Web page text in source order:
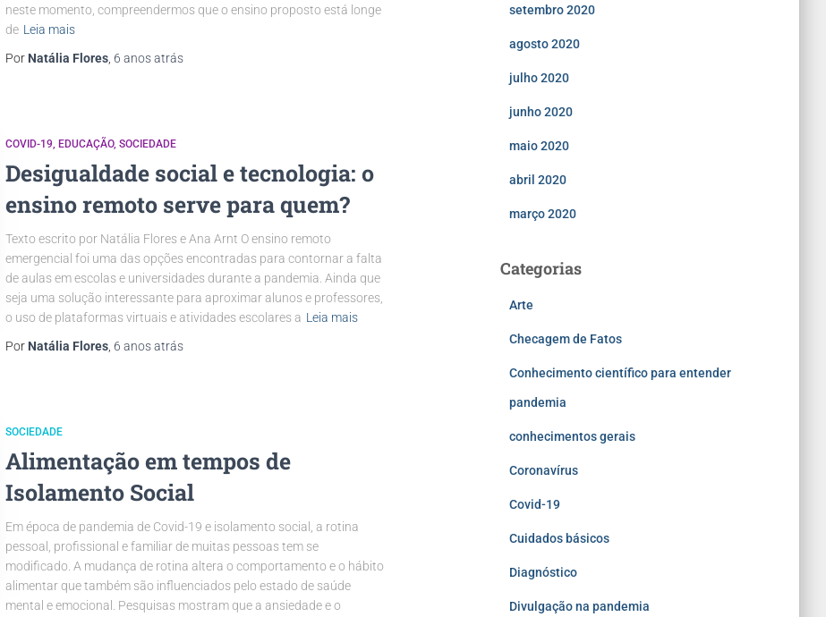
neste momento, compreendermos que o ensino proposto está longe
de Leia mais
Por Natália Flores 6 anosatrás
COVID-19 EDUCAÇÃO SOCIEDADE
Desigualdade social e tecnologia: o
ensino remoto serve para quem?
Texto escrito por Natália Flores e Ana Arnt O ensino remoto
emergencial foi uma das opções encontradas para contornar a falta
de aulas em escolas e universidades durante a pandemia. Ainda que
seja uma solução interessante para aproximar alunos e professores,
o uso de plataformas virtuais e atividades escolares a Leia mais
Por Natália Flores 6 anosatrás
SOCIEDADE
Alimentação em tempos de
Isolamento Social
Em época de pandemia de Covid-19 e isolamento social, a rotina
pessoal, profissional e familiar de muitas pessoas tem se
modificado. A mudança de rotina altera o comportamento e o hábito
alimentar que também são influenciados pelo estado de saúde
mental e emocional. Pesquisas mostram que a ansiedade e o
setembro 2020
agosto 2020
julho 2020
junho 2020
maio 2020
abril 2020
março 2020
Categorias
Arte
Checagem de Fatos
Conhecimento científico para entender
pandemia
conhecimentos gerais
Coronavírus
Covid-19
Cuidados básicos
Diagnóstico
Divulgação na pandemia